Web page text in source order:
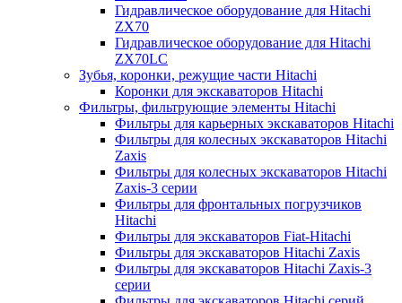
Гидравлическое оборудование для Hitachi
ZX70
Гидравлическое оборудование для Hitachi
ZX70LC
Зубья, коронки, режущие части Hitachi
Коронки для экскаваторов Hitachi
Фильтры, фильтрующие элементы Hitachi
Фильтры для карьерных экскаваторов Hitachi
Фильтры для колесных экскаваторов Hitachi
Zaxis
Фильтры для колесных экскаваторов Hitachi
Zaxis-3 серии
Фильтры для фронтальных погрузчиков
Hitachi
Фильтры для экскаваторов Fiat-Hitachi
Фильтры для экскаваторов Hitachi Zaxis
Фильтры для экскаваторов Hitachi Zaxis-3
серии